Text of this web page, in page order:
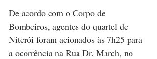
De acordo com o Corpo de
Bombeiros, agentes do quartel de
Niterói foram acionados às 7h25 para
a ocorrência na Rua Dr. March, no